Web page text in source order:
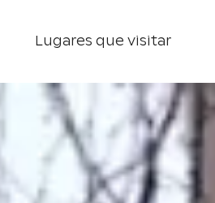
Lugares que visitar